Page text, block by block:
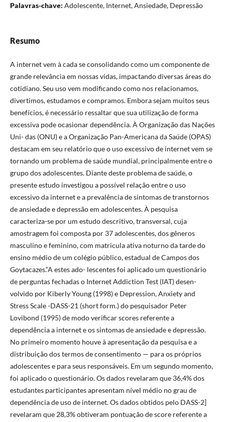
Palavras-chave: Adolescente, Internet, Ansiedade, Depressão
Resumo
A internet vem à cada se consolidando como um componente de
grande relevância em nossas vidas, impactando diversas áreas do
cotidiano. Seu uso vem modificando como nos relacionamos,
divertimos, estudamos e compramos. Embora sejam muitos seus
benefícios, é necessário ressaltar que sua utilização de forma
excessiva pode ocasionar dependência. À Organização das Nações
Uni- das (ONU) e a Organização Pan-Americana da Saúde (OPAS)
destacam em seu relatório que o uso excessivo de internet vem se
tornando um problema de saúde mundial, principalmente entre o
grupo dos adolescentes. Diante deste problema de saúde, o
presente estudo investigou a possível relação entre o uso
excessivo da internet e a prevalência de sintomas de transtornos
de ansiedade e depressão em adolescentes. À pesquisa
caracteriza-se por um estudo descritivo, transversal, cuja
amostragem foi composta por 37 adolescentes, dos gêneros
masculino e feminino, com matricula ativa noturno da tarde do
ensino médio de um colégio público, estadual de Campos dos
Goytacazes.“A estes ado- lescentes foi aplicado um questionário
de perguntas fechadas o Internet Addiction Test (IAT) desen-
volvido por Kiberly Young (1998) e Depression, Anxiety and
Stress Scale -DASS-21 (short form.) do pesquisador Peter
Lovibond (1995) de modo verificar scores referente a
dependência a internet e os sintomas de ansiedade e depressão.
No primeiro momento houve à apresentação da pesquisa e a
distribuição dos termos de consentimento — para os próprios
adolescentes e para seus responsáveis. Em um segundo momento,
foi aplicado o questionário. Os dados revelaram que 36,4% dos
estudantes participantes apresentam nível médio no grau de
dependência de uso de internet. Os dados obtidos pelo DASS-2]
revelaram que 28,3% obtiveram pontuação de score referente a